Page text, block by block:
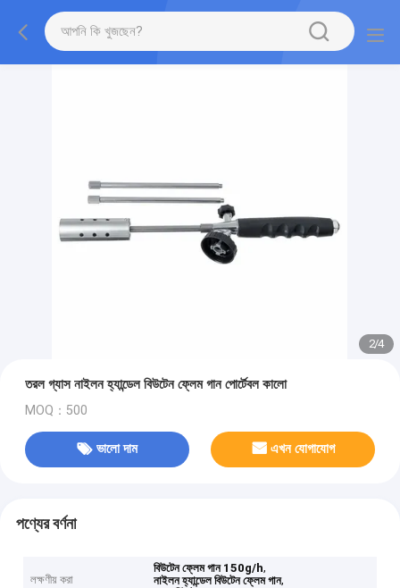
2/4
তরল গ্যাস নাইলন হ্যান্ডেল বিউটেন ফ্লেম গান পোর্টেবল কালো
MOQ：500
ভালো দাম এখন যোগাযোগ
পণ্যের বর্ণনা
লক্ষণীয় করা
বিউটেন ফ্লেম গান 150g/h,
নাইলন হ্যান্ডেল বিউটেন ফ্লেম গান,